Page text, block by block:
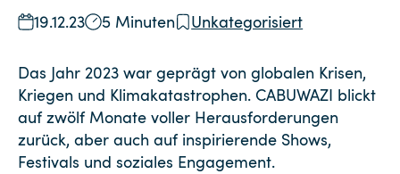
19.12.23 5 Minuten Unkategorisiert
Das Jahr 2023 war geprägt von globalen Krisen,
Kriegen und Klimakatastrophen. CABUWAZI blickt
auf zwölf Monate voller Herausforderungen
zurück, aber auch auf inspirierende Shows,
Festivals und soziales Engagement.